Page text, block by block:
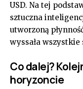
USD. Na tej
sztuczna
utworzoną
wyssała wszystkie
Co dalej?
horyzoncie